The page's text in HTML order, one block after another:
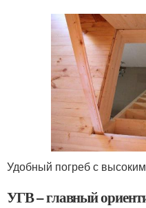
Удобный погреб с
УГВ – главный